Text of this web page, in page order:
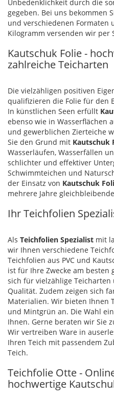
Unbedenklichkeit durch die
gegeben. Bei uns bekommen
und verschiedenen Formaten
Kilogramm versenden wir per
Kautschuk Folie -
zahlreiche Teicharten
Die vielzähligen positiven
qualifizieren die Folie für den
In künstlichen Seen erfüllt
ebenso wie in Wasserflächen
und gewerblichen Zierteiche
Sie den Grund mit Kautschuk
Wasserläufen, Wasserfällen
schlichter und effektiver
Schwimmteichen und
der Einsatz von Kautschuk
mehrere Jahre
Ihr Teichfolien
Als Teichfolien Spezialist mit
wir Ihnen verschiedene
Teichfolien aus PVC und
ist für Ihre Zwecke am besten
sich für vielzählige
Qualität. Zudem zeigen sich
Materialien. Wir bieten Ihnen
und Mintgrün an. Die Wahl
Ihnen. Gerne beraten wir Sie
Wir vertreiben Ware in
Ihren Teich mit passendem
Teich.
Teichfolie Otte -
hochwertige